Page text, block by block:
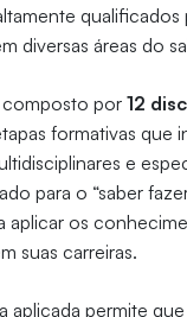
qualificados
diversas áreas do
por12
formativas que
e
para o “saber
aplicar os
suas carreiras.
aplicada permite